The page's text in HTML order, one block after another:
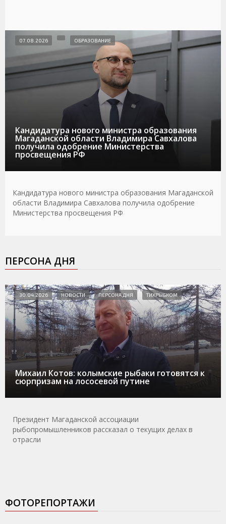
Кандидатура нового министра образования
Магаданской области Владимира Савхалова
получила одобрение Министерства
просвещения РФ
07.08.2026 ОБРАЗОВАНИЕ
Кандидатура нового министра образования Магаданской
области Владимира Савхалова получила одобрение
Министерства просвещения РФ
ПЕРСОНА ДНЯ
Михаил Котов: колымские рыбаки готовятся к
сюрпризам на лососевой путине
30.04.2026 НОВОСТИ ПЕРСОНА ДНЯ ТИХРЫБКОМ
Президент Магаданской ассоциации
рыбопромышленников рассказал о текущих делах в
отрасли
ФОТОРЕПОРТАЖИ